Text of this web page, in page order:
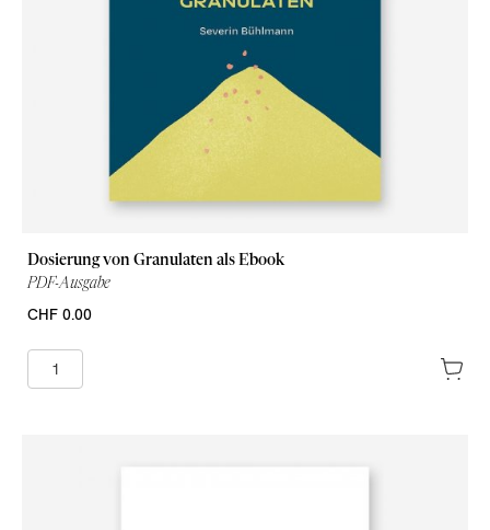
Dosierung von Granulaten als Ebook
PDF-Ausgabe
CHF 0.00